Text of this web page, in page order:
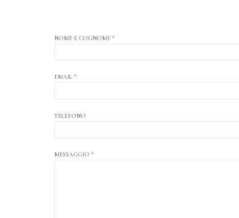
NOME E COGNOME *
EMAIL *
TELEFONO
MESSAGGIO *